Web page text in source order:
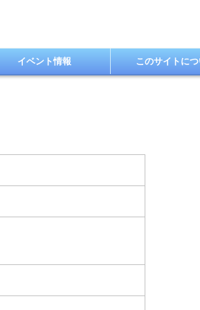
イベント情報 このサイトに